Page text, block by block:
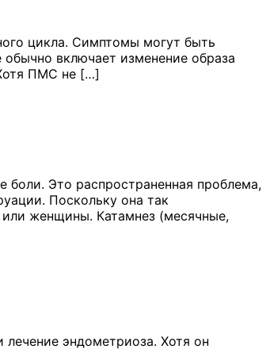
цикла. Симптомы могут быть
включает изменение образа
ПМС не […]
Это распространенная проблема,
Поскольку она так
или женщины. Катамнез (месячные,
эндометриоза. Хотя он